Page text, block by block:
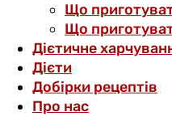
Що
Що
Дієтичне
Дієти
Добірки рецептів
Про нас